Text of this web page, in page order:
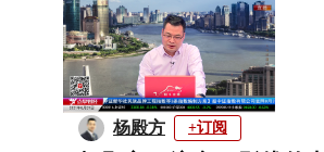
杨殿方 +订阅